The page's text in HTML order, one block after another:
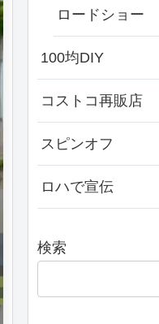
ロードショー
100均DIY
コストコ再販店
スピンオフ
ロハで宣伝
検索